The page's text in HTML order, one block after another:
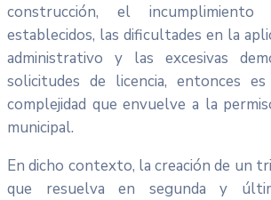
construcción, el
establecidos, las dificultades en la
administrativo y las excesivas
solicitudes de licencia, entonces
complejidad que envuelve a la
municipal.
En dicho contexto, la creación de un
que resuelva en segunda y